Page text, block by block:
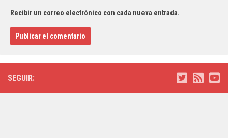
Recibir un correo electrónico con cada nueva entrada.
SEGUIR: